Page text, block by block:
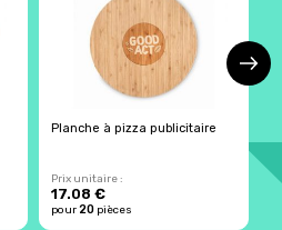
Planche à pizza publicitaire
Prix unitaire :
17.08 €
pour20 pièces